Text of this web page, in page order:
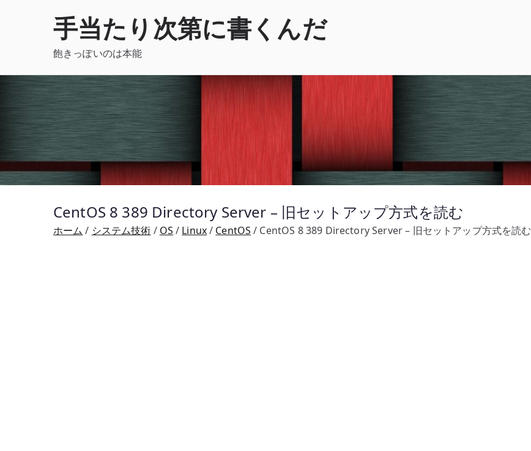
手当たり次第に書くんだ
飽きっぽいのは本能
CentOS 8 389 Directory Server – 旧セットアップ方式を読む
ホーム システム技術 OS Linux CentOS CentOS 8 389 Directory Server – 旧セットアップ方式を読む